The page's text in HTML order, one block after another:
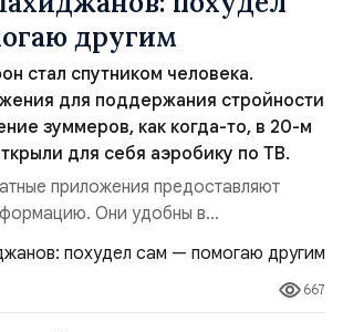
другим
стал спутником человека.
для поддержания стройности
зуммеров, как когда-то, в 20-м
для себя аэробику по ТВ.
приложения предоставляют
Они удобны в
подстраиваются под пользователя —
параметры и уровень физической
год создатели ЗОЖных
ещё более впечатляющие
667